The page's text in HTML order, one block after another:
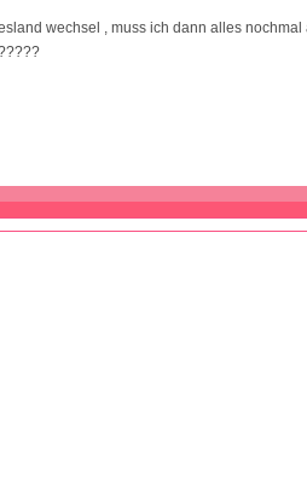
wechsel , muss ich dann alles